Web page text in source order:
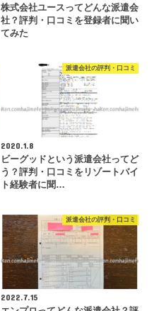
株式会社ユースってどんな派遣会
社？評判・口コミを登録者に聞い
てみた
派遣会社の評判・口コミ
2020.1.8
ビーグッドという派遣会社ってど
う？評判・口コミをリゾートバイ
ト経験者に聞…
派遣会社の評判・口コミ
2022.7.15